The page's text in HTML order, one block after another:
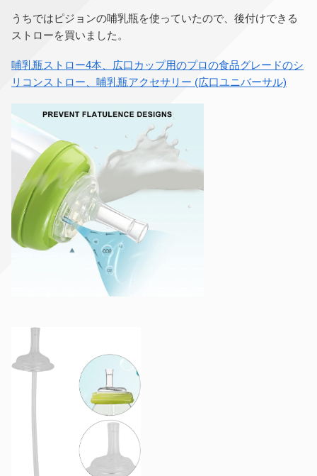
うちではピジョンの哺乳瓶を使っていたので、後付けできる
ストローを買いました。
哺乳瓶ストロー4本、広口カップ用のプロの食品グレードのシ
リコンストロー、哺乳瓶アクセサリー (広口ユニバーサル)